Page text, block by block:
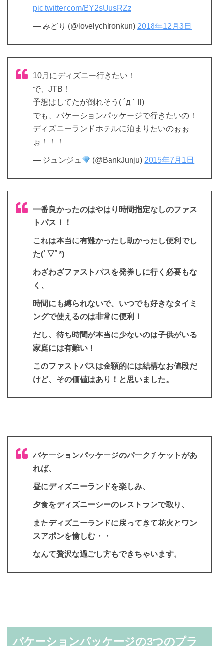
pic.twitter.com/BY2sUusRZz
— みどり (@lovelychironkun) 2018年12月3日
10月にディズニー行きたい！
で、JTB！
予想はしてたが倒れそう( ´д｀ll)
でも、バケーションパッケージで行きたいの！
ディズニーランドホテルに泊まりたいのぉぉ
ぉ！！！
— ジュンジュ (@BankJunju)2015年7月1日
一番良かったのはやはり時間指定なしのファス
トパス！！
これは本当に有難かったし助かったし便利でし
た(ﾟ▽ﾟ*)
わざわざファストパスを発券しに行く必要もな
く、
時間にも縛られないで、いつでも好きなタイミ
ングで使えるのは非常に便利！
だし、待ち時間が本当に少ないのは子供がいる
家庭には有難い！
このファストパスは金額的には結構なお値段だ
けど、その価値はあり！と思いました。
バケーションパッケージのパークチケットがあ
れば、
昼にディズニーランドを楽しみ、
夕食をディズニーシーのレストランで取り、
またディズニーランドに戻ってきて花火とワン
スアポンを愉しむ・・
なんて贅沢な過ごし方もできちゃいます。
バケーションパッケージの3つのプラ